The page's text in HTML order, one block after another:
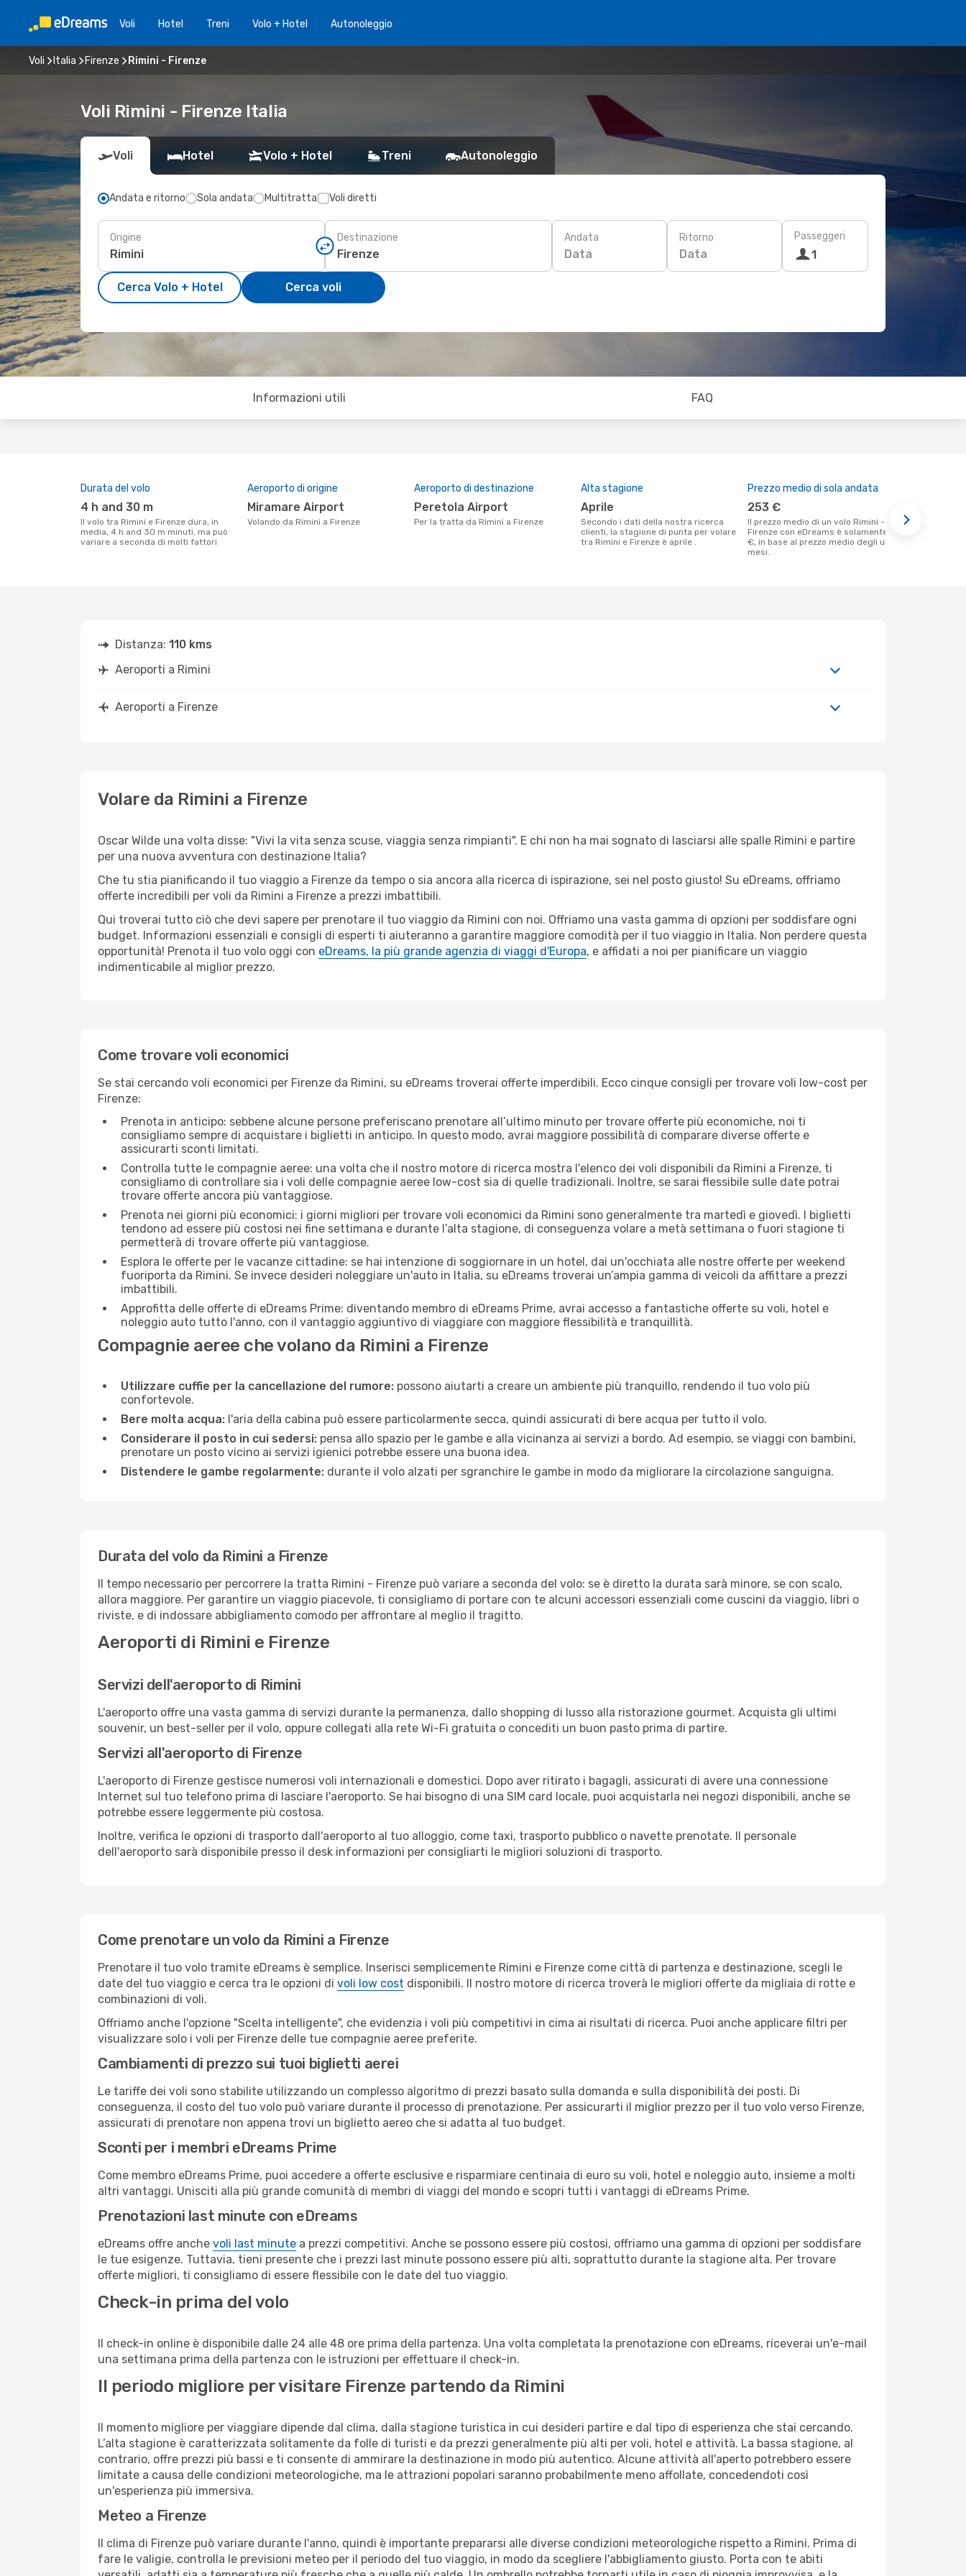
Voli Hotel Treni Volo + Hotel Autonoleggio
Voli Italia Firenze Rimini - Firenze
Voli Rimini - Firenze Italia
Voli Hotel Volo + Hotel Treni Autonoleggio
Andata e ritorno Sola andata Multitratta Voli diretti
Origine Destinazione Andata
Data
Ritorno
Data
Passeggeri
1
Cerca Volo + Hotel Cerca voli
Informazioni utili FAQ
Durata del volo
4 h and 30 m
Il volo tra Rimini e Firenze dura, in
media, 4 h and 30 m minuti, ma può
variare a seconda di molti fattori
Aeroporto di origine
Miramare Airport
Volando da Rimini a Firenze
Aeroporto di destinazione
Peretola Airport
Per la tratta da Rimini a Firenze
Alta stagione
aprile
Secondo i dati della nostra ricerca
clienti, la stagione di punta per volare
tra Rimini e Firenze è aprile .
Prezzo medio di sola andata
253 €
Il prezzo medio di un volo Rimini -
Firenze con eDreams è solamente 253
€, in base al prezzo medio degli ultimi
mesi.
Distanza: 110 kms
Aeroporti a Rimini
Aeroporti a Firenze
Volare da Rimini a Firenze
Oscar Wilde una volta disse: "Vivi la vita senza scuse, viaggia senza rimpianti". E chi non ha mai sognato di lasciarsi alle spalle Rimini e partire
per una nuova avventura con destinazione Italia?
Che tu stia pianificando il tuo viaggio a Firenze da tempo o sia ancora alla ricerca di ispirazione, sei nel posto giusto! Su eDreams, offriamo
offerte incredibili per voli da Rimini a Firenze a prezzi imbattibili.
Qui troverai tutto ciò che devi sapere per prenotare il tuo viaggio da Rimini con noi. Offriamo una vasta gamma di opzioni per soddisfare ogni
budget. Informazioni essenziali e consigli di esperti ti aiuteranno a garantire maggiore comodità per il tuo viaggio in Italia. Non perdere questa
opportunità! Prenota il tuo volo oggi con eDreams, la più grande agenzia di viaggi d'Europa, e affidati a noi per pianificare un viaggio
indimenticabile al miglior prezzo.
Come trovare voli economici
Se stai cercando voli economici per Firenze da Rimini, su eDreams troverai offerte imperdibili. Ecco cinque consigli per trovare voli low-cost per
Firenze:
Prenota in anticipo: sebbene alcune persone preferiscano prenotare all’ultimo minuto per trovare offerte più economiche, noi ti
consigliamo sempre di acquistare i biglietti in anticipo. In questo modo, avrai maggiore possibilità di comparare diverse offerte e
assicurarti sconti limitati.
Controlla tutte le compagnie aeree: una volta che il nostro motore di ricerca mostra l'elenco dei voli disponibili da Rimini a Firenze, ti
consigliamo di controllare sia i voli delle compagnie aeree low-cost sia di quelle tradizionali. Inoltre, se sarai flessibile sulle date potrai
trovare offerte ancora più vantaggiose.
Prenota nei giorni più economici: i giorni migliori per trovare voli economici da Rimini sono generalmente tra martedì e giovedì. I biglietti
tendono ad essere più costosi nei fine settimana e durante l’alta stagione, di conseguenza volare a metà settimana o fuori stagione ti
permetterà di trovare offerte più vantaggiose.
Esplora le offerte per le vacanze cittadine: se hai intenzione di soggiornare in un hotel, dai un'occhiata alle nostre offerte per weekend
fuoriporta da Rimini. Se invece desideri noleggiare un'auto in Italia, su eDreams troverai un’ampia gamma di veicoli da affittare a prezzi
imbattibili.
Approfitta delle offerte di eDreams Prime: diventando membro di eDreams Prime, avrai accesso a fantastiche offerte su voli, hotel e
noleggio auto tutto l'anno, con il vantaggio aggiuntivo di viaggiare con maggiore flessibilità e tranquillità.
Compagnie aeree che volano da Rimini a Firenze
Utilizzare cuffie per la cancellazione del rumore: possono aiutarti a creare un ambiente più tranquillo, rendendo il tuo volo più
confortevole.
Bere molta acqua: l'aria della cabina può essere particolarmente secca, quindi assicurati di bere acqua per tutto il volo.
Considerare il posto in cui sedersi: pensa allo spazio per le gambe e alla vicinanza ai servizi a bordo. Ad esempio, se viaggi con bambini,
prenotare un posto vicino ai servizi igienici potrebbe essere una buona idea.
Distendere le gambe regolarmente: durante il volo alzati per sgranchire le gambe in modo da migliorare la circolazione sanguigna.
Durata del volo da Rimini a Firenze
Il tempo necessario per percorrere la tratta Rimini - Firenze può variare a seconda del volo: se è diretto la durata sarà minore, se con scalo,
allora maggiore. Per garantire un viaggio piacevole, ti consigliamo di portare con te alcuni accessori essenziali come cuscini da viaggio, libri o
riviste, e di indossare abbigliamento comodo per affrontare al meglio il tragitto.
Aeroporti di Rimini e Firenze
Servizi dell'aeroporto di Rimini
L'aeroporto offre una vasta gamma di servizi durante la permanenza, dallo shopping di lusso alla ristorazione gourmet. Acquista gli ultimi
souvenir, un best-seller per il volo, oppure collegati alla rete Wi-Fi gratuita o concediti un buon pasto prima di partire.
Servizi all'aeroporto di Firenze
L'aeroporto di Firenze gestisce numerosi voli internazionali e domestici. Dopo aver ritirato i bagagli, assicurati di avere una connessione
Internet sul tuo telefono prima di lasciare l'aeroporto. Se hai bisogno di una SIM card locale, puoi acquistarla nei negozi disponibili, anche se
potrebbe essere leggermente più costosa.
Inoltre, verifica le opzioni di trasporto dall'aeroporto al tuo alloggio, come taxi, trasporto pubblico o navette prenotate. Il personale
dell'aeroporto sarà disponibile presso il desk informazioni per consigliarti le migliori soluzioni di trasporto.
Come prenotare un volo da Rimini a Firenze
Prenotare il tuo volo tramite eDreams è semplice. Inserisci semplicemente Rimini e Firenze come città di partenza e destinazione, scegli le
date del tuo viaggio e cerca tra le opzioni di voli low cost disponibili. Il nostro motore di ricerca troverà le migliori offerte da migliaia di rotte e
combinazioni di voli.
Offriamo anche l'opzione "Scelta intelligente", che evidenzia i voli più competitivi in cima ai risultati di ricerca. Puoi anche applicare filtri per
visualizzare solo i voli per Firenze delle tue compagnie aeree preferite.
Cambiamenti di prezzo sui tuoi biglietti aerei
Le tariffe dei voli sono stabilite utilizzando un complesso algoritmo di prezzi basato sulla domanda e sulla disponibilità dei posti. Di
conseguenza, il costo del tuo volo può variare durante il processo di prenotazione. Per assicurarti il miglior prezzo per il tuo volo verso Firenze,
assicurati di prenotare non appena trovi un biglietto aereo che si adatta al tuo budget.
Sconti per i membri eDreams Prime
Come membro eDreams Prime, puoi accedere a offerte esclusive e risparmiare centinaia di euro su voli, hotel e noleggio auto, insieme a molti
altri vantaggi. Unisciti alla più grande comunità di membri di viaggi del mondo e scopri tutti i vantaggi di eDreams Prime.
Prenotazioni last minute con eDreams
eDreams offre anche voli last minute a prezzi competitivi. Anche se possono essere più costosi, offriamo una gamma di opzioni per soddisfare
le tue esigenze. Tuttavia, tieni presente che i prezzi last minute possono essere più alti, soprattutto durante la stagione alta. Per trovare
offerte migliori, ti consigliamo di essere flessibile con le date del tuo viaggio.
Check-in prima del volo
Il check-in online è disponibile dalle 24 alle 48 ore prima della partenza. Una volta completata la prenotazione con eDreams, riceverai un'e-mail
una settimana prima della partenza con le istruzioni per effettuare il check-in.
Il periodo migliore per visitare Firenze partendo da Rimini
Il momento migliore per viaggiare dipende dal clima, dalla stagione turistica in cui desideri partire e dal tipo di esperienza che stai cercando.
L’alta stagione è caratterizzata solitamente da folle di turisti e da prezzi generalmente più alti per voli, hotel e attività. La bassa stagione, al
contrario, offre prezzi più bassi e ti consente di ammirare la destinazione in modo più autentico. Alcune attività all'aperto potrebbero essere
limitate a causa delle condizioni meteorologiche, ma le attrazioni popolari saranno probabilmente meno affollate, concedendoti così
un'esperienza più immersiva.
Meteo a Firenze
Il clima di Firenze può variare durante l'anno, quindi è importante prepararsi alle diverse condizioni meteorologiche rispetto a Rimini. Prima di
fare le valigie, controlla le previsioni meteo per il periodo del tuo viaggio, in modo da scegliere l'abbigliamento giusto. Porta con te abiti